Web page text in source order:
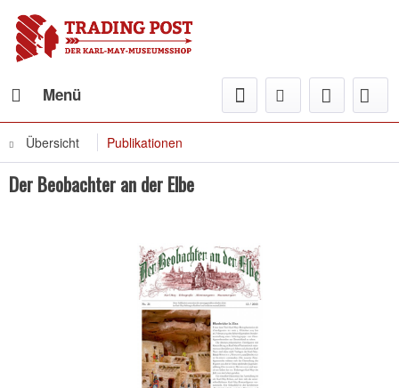
Menü
Übersicht Publikationen
Der Beobachter an der Elbe